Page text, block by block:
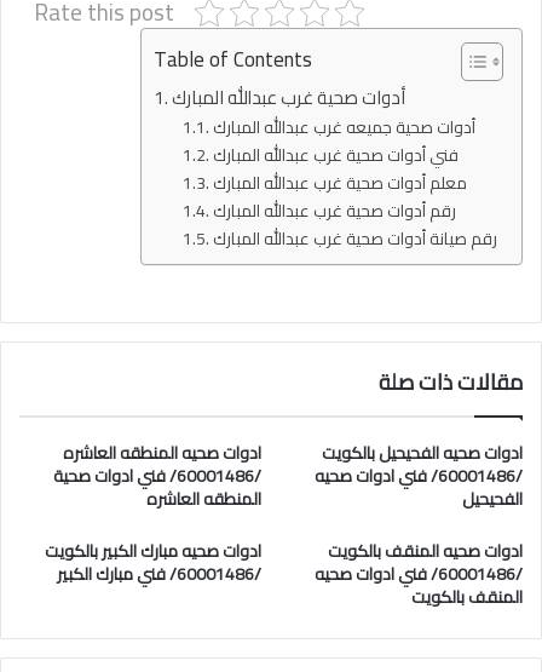
Rate this post
Table of Contents
أدوات صحية غرب عبدالله المبارك
أدوات صحية جميعه غرب عبدالله المبارك
فني أدوات صحية غرب عبدالله المبارك
معلم أدوات صحية غرب عبدالله المبارك
رقم أدوات صحية غرب عبدالله المبارك
رقم صيانة أدوات صحية غرب عبدالله المبارك
مقالات ذات صلة
ادوات صحيه الفحيحيل بالكويت
/60001486/ فني ادوات صحيه
الفحيحيل
ادوات صحيه المنطقه العاشره
/60001486/ فني ادوات صحية
المنطقه العاشره
ادوات صحيه المنقف بالكويت
/60001486/ فني ادوات صحيه
المنقف بالكويت
ادوات صحيه مبارك الكبير بالكويت
/60001486/ فني مبارك الكبير